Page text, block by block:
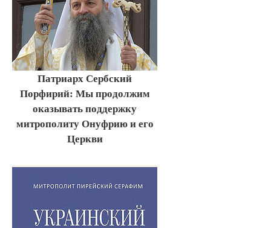
Патриарх Сербский
Порфирий: Мы продолжим
оказывать поддержку
митрополиту Онуфрию и его
Церкви